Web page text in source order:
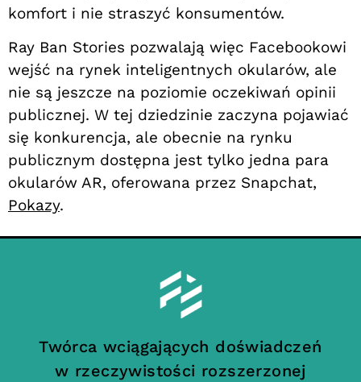
komfort i nie straszyć konsumentów.
Ray Ban Stories pozwalają więc Facebookowi
wejść na rynek inteligentnych okularów, ale
nie są jeszcze na poziomie oczekiwań opinii
publicznej. W tej dziedzinie zaczyna pojawiać
się konkurencja, ale obecnie na rynku
publicznym dostępna jest tylko jedna para
okularów AR, oferowana przez Snapchat,
Pokazy.
Twórca wciągających doświadczeń
w rzeczywistości rozszerzonej